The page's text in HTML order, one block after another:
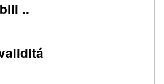
..